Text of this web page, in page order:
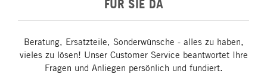
FÜR SIE DA
Beratung, Ersatzteile, Sonderwünsche - alles zu haben,
vieles zu lösen! Unser Customer Service beantwortet Ihre
Fragen und Anliegen persönlich und fundiert.